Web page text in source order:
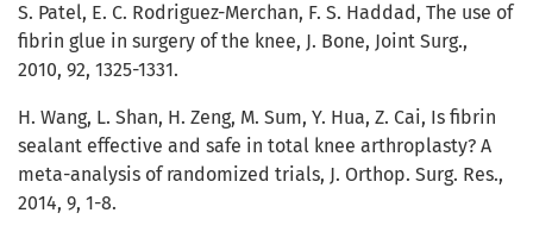
S. Patel, E. C. Rodriguez-Merchan, F. S. Haddad, The use of
fibrin glue in surgery of the knee, J. Bone, Joint Surg.,
2010, 92, 1325-1331.
H. Wang, L. Shan, H. Zeng, M. Sum, Y. Hua, Z. Cai, Is fibrin
sealant effective and safe in total knee arthroplasty? A
meta-analysis of randomized trials, J. Orthop. Surg. Res.,
2014, 9, 1-8.